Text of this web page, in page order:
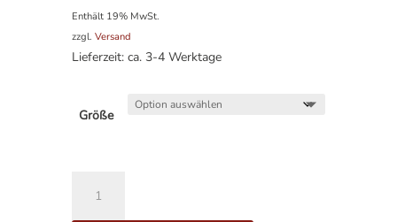
Enthält 19% MwSt.
zzgl. Versand
Lieferzeit: ca. 3-4 Werktage
Größe
Oven